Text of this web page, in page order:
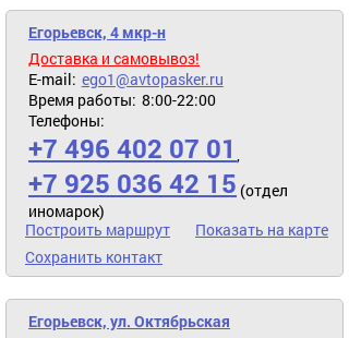
Егорьевск, 4 мкр-н
Доставка и самовывоз!
E-mail: ego1@avtopasker.ru
Время работы: 8:00-22:00
Телефоны:
+7 496 402 07 01 ,
+7 925 036 42 15 (отдел
иномарок)
Построить маршрут
Показать на карте
Сохранить контакт
Егорьевск, ул. Октябрьская